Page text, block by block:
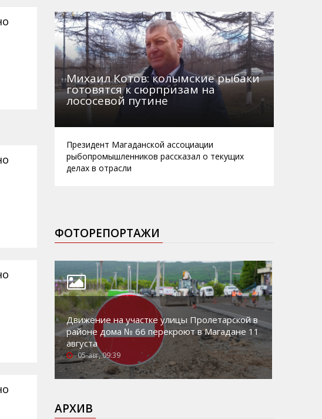
Михаил Котов: колымские рыбаки
готовятся к сюрпризам на
лососевой путине
Президент Магаданской ассоциации
рыбопромышленников рассказал о текущих
делах в отрасли
ФОТОРЕПОРТАЖИ
Движение на участке улицы Пролетарской в
районе дома № 66 перекроют в Магадане 11
августа
05-авг, 09:39
АРХИВ